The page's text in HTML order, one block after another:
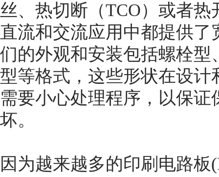
丝、热切断（TCO）或者
直流和交流应用中都提供
们的外观和安装包括螺栓
型等格式，这些形状在设
需要小心处理程序，以保
坏。
因为越来越多的印刷电路